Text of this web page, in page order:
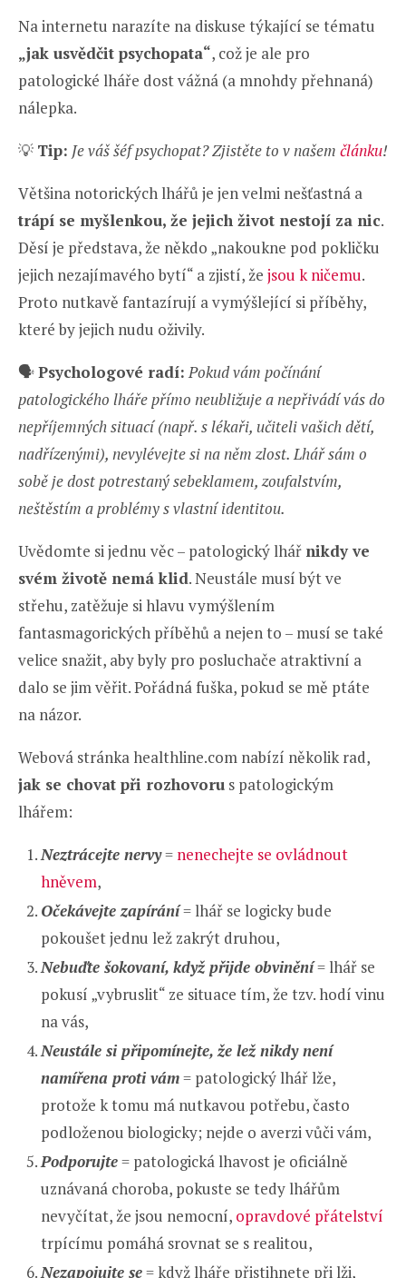
Na internetu narazíte na diskuse týkající se tématu
„jak usvědčit psychopata“, což je ale pro
patologické lháře dost vážná (a mnohdy přehnaná)
nálepka.
💡 Tip: Je váš šéf psychopat? Zjistěte to v našem článku!
Většina notorických lhářů je jen velmi nešťastná a
trápí se myšlenkou, že jejich život nestojí za nic.
Děsí je představa, že někdo „nakoukne pod pokličku
jejich nezajímavého bytí“ a zjistí, že jsou k ničemu.
Proto nutkavě fantazírují a vymýšlející si příběhy,
které by jejich nudu oživily.
🗣️Psychologové radí: Pokud vám počínání
patologického lháře přímo neubližuje a nepřivádí vás do
nepříjemných situací (např. s lékaři, učiteli vašich dětí,
nadřízenými), nevylévejte si na něm zlost. Lhář sám o
sobě je dost potrestaný sebeklamem, zoufalstvím,
neštěstím a problémy s vlastní identitou.
Uvědomte si jednu věc – patologický lhář nikdy ve
svém životě nemá klid. Neustále musí být ve
střehu, zatěžuje si hlavu vymýšlením
fantasmagorických příběhů a nejen to – musí se také
velice snažit, aby byly pro posluchače atraktivní a
dalo se jim věřit. Pořádná fuška, pokud se mě ptáte
na názor.
Webová stránka healthline.com nabízí několik rad,
jak se chovat při rozhovoru s patologickým
lhářem:
Neztrácejte nervy= nenechejte se ovládnout
hněvem,
Očekávejte zapírání= lhář se logicky bude
pokoušet jednu lež zakrýt druhou,
Nebuďte šokovaní, když přijde obvinění= lhář se
pokusí „vybruslit“ ze situace tím, že tzv. hodí vinu
na vás,
Neustále si připomínejte, že lež nikdy není
namířena proti vám= patologický lhář lže,
protože k tomu má nutkavou potřebu, často
podloženou biologicky; nejde o averzi vůči vám,
Podporujte= patologická lhavost je oficiálně
uznávaná choroba, pokuste se tedy lhářům
nevyčítat, že jsou nemocní, opravdové přátelství
trpícímu pomáhá srovnat se s realitou,
Nezapojujte se= když lháře přistihnete při lži,